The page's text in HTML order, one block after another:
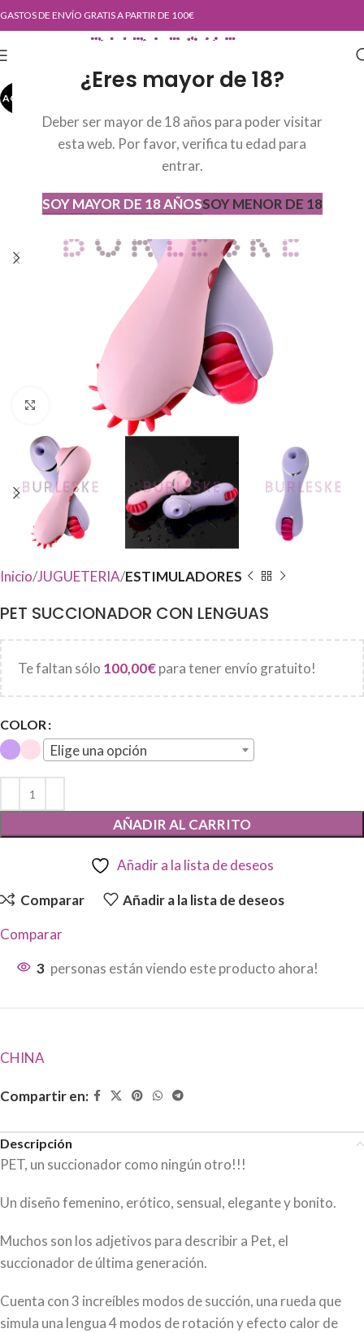
¿Eres mayor de 18?
Deber ser mayor de 18 años para poder visitar
esta web. Por favor, verifica tu edad para
entrar.
SOY MAYOR DE 18 AÑOSSOY MENOR DE 18
GASTOS DE ENVÍO GRATIS A PARTIR DE 100€
AGOT
Haga Click para agrandar
AGOTADO
Inicio JUGUETERIA ESTIMULADORES
PET SUCCIONADOR CON LENGUAS
Te faltan sólo 100,00€para tener envío gratuito!
COLOR
Elige una opción
AÑADIR AL CARRITO
Añadir a la lista de deseos
Comparar Añadir a la lista de deseos
Comparar
3 personas están viendo este producto ahora!
CHINA
Compartir en:
Descripción
PET, un succionador como ningún otro!!!
Un diseño femenino, erótico, sensual, elegante y bonito.
Muchos son los adjetivos para describir a Pet, el
succionador de última generación.
Cuenta con 3 increíbles modos de succión, una rueda que
simula una lengua 4 modos de rotación y efecto calor de